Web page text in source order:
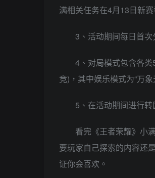
满相关任务在4月13日新
3、活动期间每日首次
4、对局模式包含各
竞)，其中娱乐模式为“万
5、在活动期间进行
看完《王者荣耀》小
要玩家自己探索的内容还
证你会喜欢。